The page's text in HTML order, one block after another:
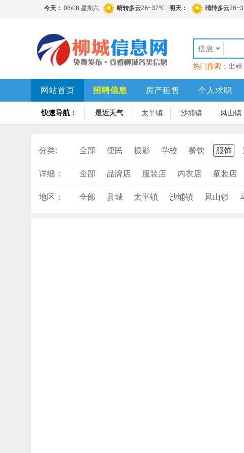
信息
热门搜索： 出租
网站首页 招聘信息 房产租售 个人求职
快速导航： 最近天气 太平镇 沙埔镇 凤山镇
分类: 全部 便民 摄影 学校 餐饮 服饰
详细： 全部 品牌店 服装店 内衣店 童装店
地区： 全部 县城 太平镇 沙埔镇 凤山镇